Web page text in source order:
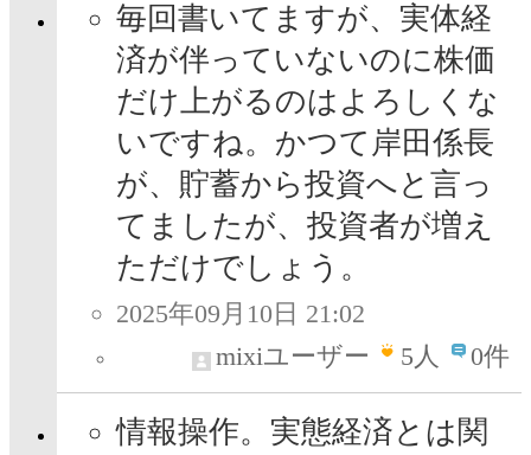
毎回書いてますが、実体経
済が伴っていないのに株価
だけ上がるのはよろしくな
いですね。かつて岸田係長
が、貯蓄から投資へと言っ
てましたが、投資者が増え
ただけでしょう。
2025年09月10日 21:02
mixiユーザー
5人 0件
情報操作。実態経済とは関